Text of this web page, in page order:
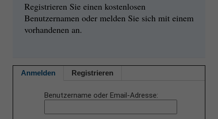
Registrieren Sie einen kostenlosen
Benutzernamen oder melden Sie sich mit einem
vorhandenen an.
Anmelden Registrieren
Benutzername oder Email-Adresse